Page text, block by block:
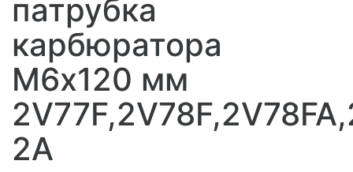
патрубка
карбюратора
M6х120 мм
2A